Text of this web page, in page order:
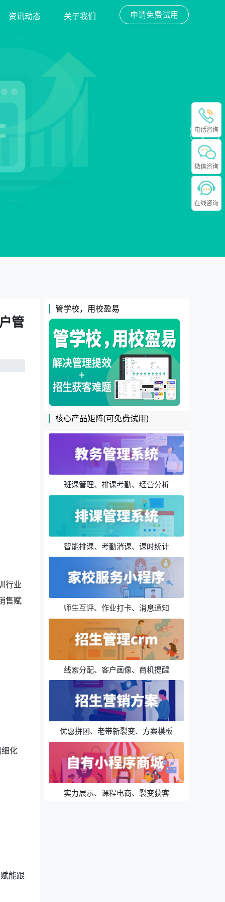
资讯动态 关于我们 申请免费试用
管
行业
售赋
化
能跟
管学校，用校盈易
核心产品矩阵(可免费试用)
班课管理、排课考勤、经营分析
智能排课、考勤消课、课时统计
师生互评、作业打卡、消息通知
线索分配、客户画像、商机提醒
优惠拼团、老带新裂变、方案模板
实力展示、课程电商、裂变获客
电话咨询
微信咨询
在线咨询